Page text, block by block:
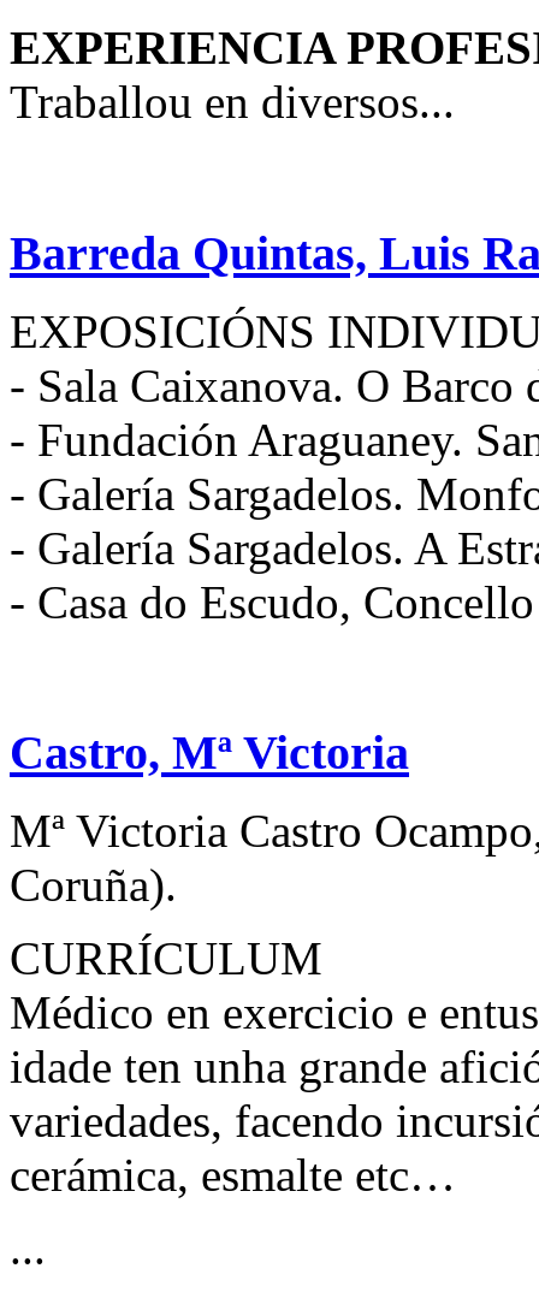
EXPERIENCIA
Traballou en diversos...
Barreda Quintas, Luis
EXPOSICIÓNS
- Sala Caixanova. O Barco
- Fundación Araguaney.
- Galería Sargadelos.
- Galería Sargadelos. A
- Casa do Escudo,
Castro, Mª Victoria
Mª Victoria Castro
Coruña).
CURRÍCULUM
Médico en exercicio e
idade ten unha grande
variedades, facendo
cerámica, esmalte etc…
...